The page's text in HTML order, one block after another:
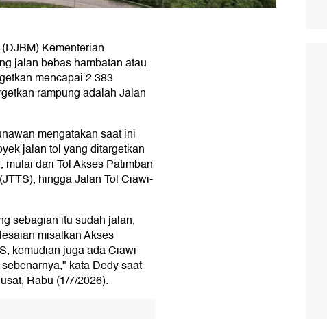
Kementerian
jalan bebas hambatan atau
mencapai 2.383
rampung adalah Jalan
mengatakan saat ini
jalan tol yang ditargetkan
dari Tol Akses Patimban
hingga Jalan Tol Ciawi-
sebagian itu sudah jalan,
misalkan Akses
kemudian juga ada Ciawi-
kata Dedy saat
Rabu (1/7/2026).